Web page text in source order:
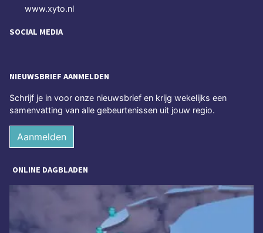
www.xyto.nl
SOCIAL MEDIA
NIEUWSBRIEF AANMELDEN
Schrijf je in voor onze nieuwsbrief en krijg wekelijks een
samenvatting van alle gebeurtenissen uit jouw regio.
Aanmelden
ONLINE DAGBLADEN